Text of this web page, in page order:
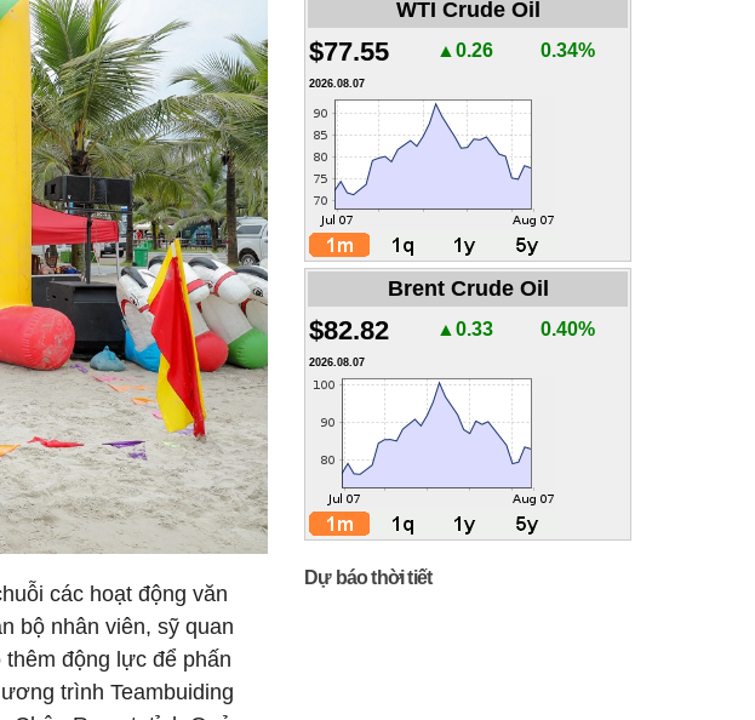
các hoạt động văn
bộ nhân viên, sỹ quan
động lực để phấn
trình Teambuiding
WTI Crude Oil
$77.55 ▲0.26 0.34%
2026.08.07
Brent Crude Oil
$82.82 ▲0.33 0.40%
2026.08.07
Dự báo thời tiết